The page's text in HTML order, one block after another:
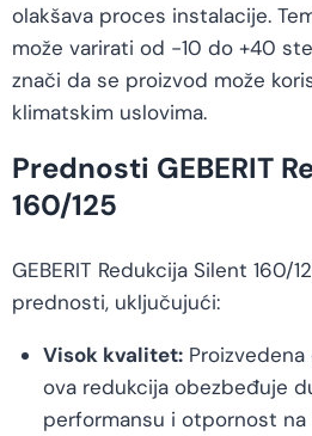
olakšava proces instalacije.
može varirati od -10 do +40
znači da se proizvod može
klimatskim uslovima.
Prednosti GEBERIT
160/125
GEBERIT Redukcija Silent 160/
prednosti, uključujući:
Visok kvalitet:Proizvedena
ova redukcija obezbeđuje
performansu i otpornost na